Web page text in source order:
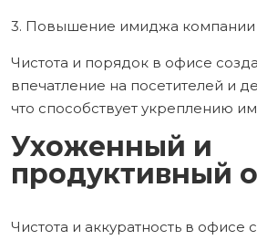
3. Повышение имиджа компании
Чистота и порядок в офисе
впечатление на посетителей и
что способствует укреплению
Ухоженный и
продуктивный
Чистота и аккуратность в офисе